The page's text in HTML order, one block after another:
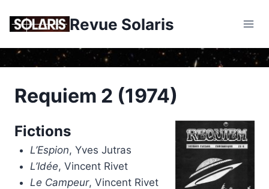
Revue Solaris
Requiem 2 (1974)
Fictions
L’Espion, Yves Jutras
L’Idée, Vincent Rivet
Le Campeur, Vincent Rivet